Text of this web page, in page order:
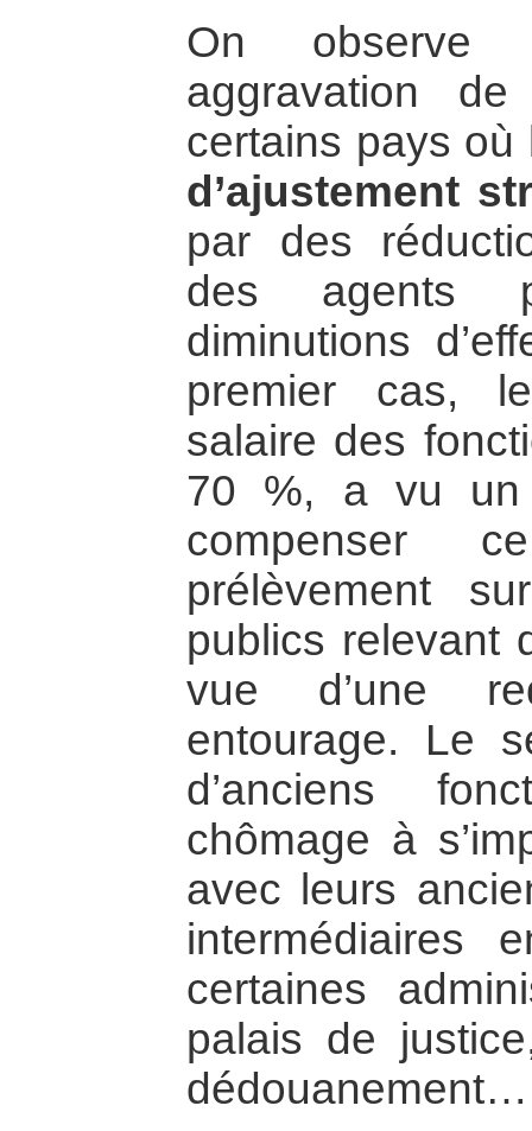
On observe
aggravation
certains pays
d’ajustement
par des
des agents
diminutions
premier cas,
salaire des
70 %, a vu un
compenser
prélèvement
publics relevant
vue d’une
entourage. Le
d’anciens
chômage à
avec leurs
intermédiaires
certaines
palais de
dédouanement…